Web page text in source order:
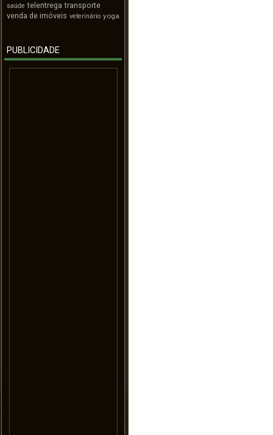
saúde telentrega transporte
venda de imóveis veterinário yoga
PUBLICIDADE